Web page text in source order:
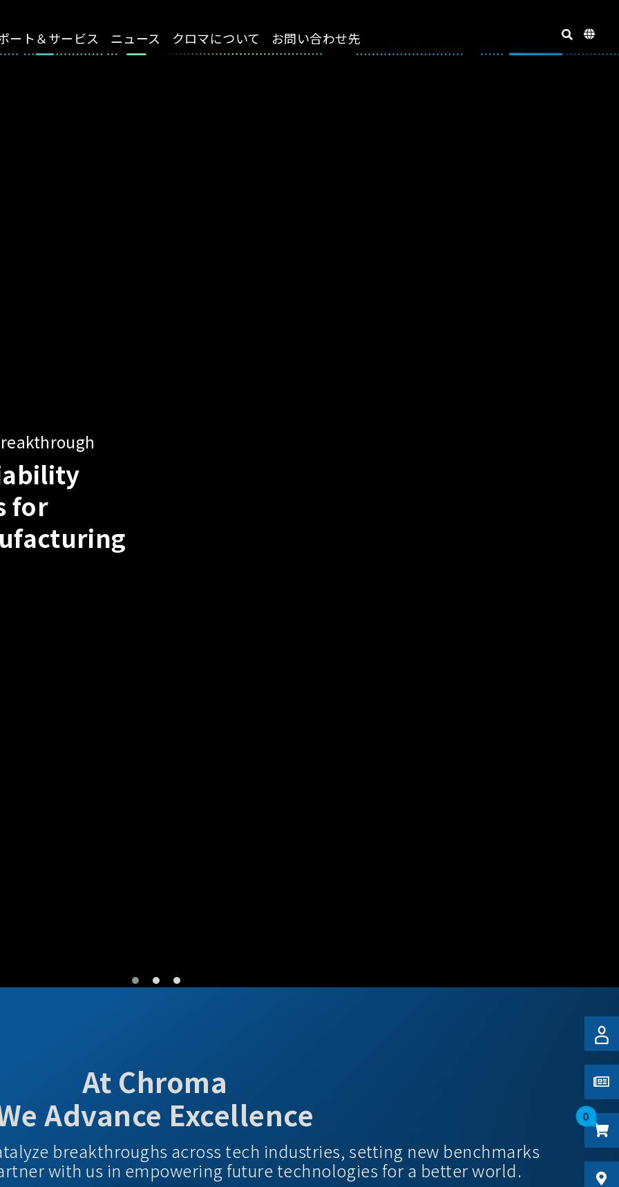
ート＆サービス ニュース クロマについて お問い合わせ先
0
At Chroma
Advance Excellence
breakthroughs across tech industries, setting new benchmarks
with us in empowering future technologies for a better world.